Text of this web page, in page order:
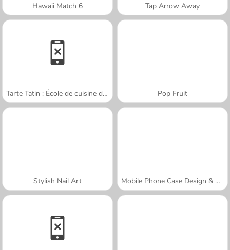
Hawaii Match 6 Tap Arrow Away
Tarte Tatin : École de cuisine de Sara Pop Fruit
Stylish Nail Art Mobile Phone Case Design & DIY